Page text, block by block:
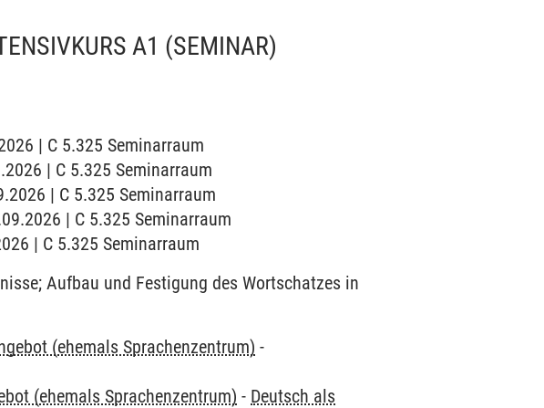
A1 (SEMINAR)
| C 5.325 Seminarraum
| C 5.325 Seminarraum
| C 5.325 Seminarraum
| C 5.325 Seminarraum
| C 5.325 Seminarraum
Aufbau und Festigung des Wortschatzes in
(ehemals Sprachenzentrum) -
(ehemals Sprachenzentrum) - Deutsch als